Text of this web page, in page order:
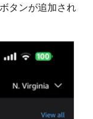
タンが追加され